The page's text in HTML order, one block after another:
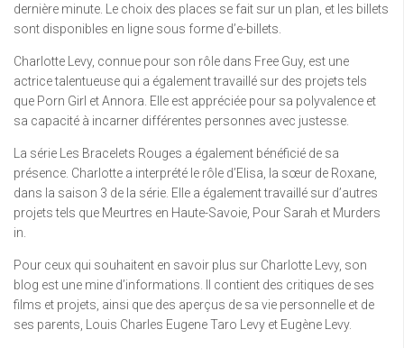
dernière minute. Le choix des places se fait sur un plan, et les billets
sont disponibles en ligne sous forme d’e-billets.
Charlotte Levy, connue pour son rôle dans Free Guy, est une
actrice talentueuse qui a également travaillé sur des projets tels
que Porn Girl et Annora. Elle est appréciée pour sa polyvalence et
sa capacité à incarner différentes personnes avec justesse.
La série Les Bracelets Rouges a également bénéficié de sa
présence. Charlotte a interprété le rôle d’Elisa, la sœur de Roxane,
dans la saison 3 de la série. Elle a également travaillé sur d’autres
projets tels que Meurtres en Haute-Savoie, Pour Sarah et Murders
in.
Pour ceux qui souhaitent en savoir plus sur Charlotte Levy, son
blog est une mine d’informations. Il contient des critiques de ses
films et projets, ainsi que des aperçus de sa vie personnelle et de
ses parents, Louis Charles Eugene Taro Levy et Eugène Levy.